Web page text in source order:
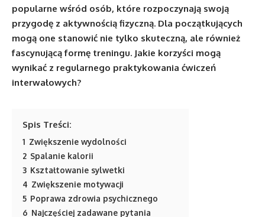
popularne wśród osób, które rozpoczynają swoją
przygodę z aktywnością fizyczną. Dla początkujących
mogą one stanowić nie tylko skuteczną, ale również
fascynującą formę treningu. Jakie korzyści mogą
wynikać z regularnego praktykowania ćwiczeń
interwałowych?
Spis Treści:
1 Zwiększenie wydolności
2 Spalanie kalorii
3 Kształtowanie sylwetki
4 Zwiększenie motywacji
5 Poprawa zdrowia psychicznego
6 Najczęściej zadawane pytania